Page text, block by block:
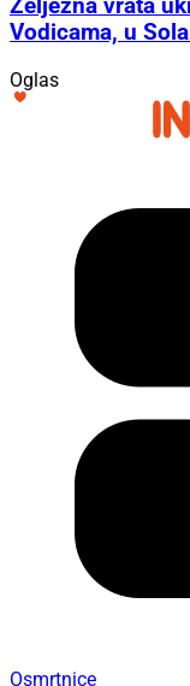
Željezna vrata
Vodicama, u
Oglas
Osmrtnice